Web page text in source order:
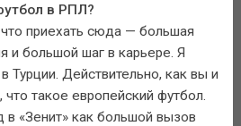
в РПЛ?
приехать сюда — большая
и большой шаг в карьере. Я
Турции. Действительно, как вы и
что такое европейский футбол.
«Зенит» как большой вызов